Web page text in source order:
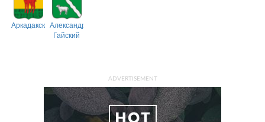
АркадакскийАлександрово-
Гайский
ADVERTISEMENT